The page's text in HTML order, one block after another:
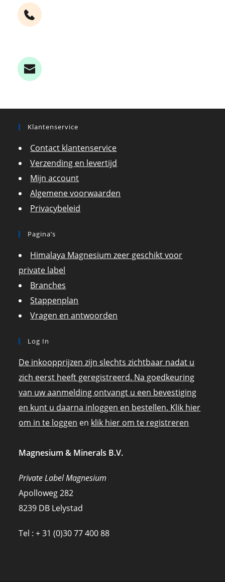
Klantenservice
Contact klantenservice
Verzending en levertijd
Mijn account
Algemene voorwaarden
Privacybeleid
Pagina’s
Himalaya Magnesium zeer geschikt voor
private label
Branches
Stappenplan
Vragen en antwoorden
Log In
De inkoopprijzen zijn slechts zichtbaar nadat u
zich eerst heeft geregistreerd. Na goedkeuring
van uw aanmelding ontvangt u een bevestiging
en kunt u daarna inloggen en bestellen. Klik hier
om in te loggen en klik hier om te registreren
Magnesium & Minerals B.V.
Private Label Magnesium
Apolloweg 282
8239 DB Lelystad
Tel : + 31 (0)30 77 400 88